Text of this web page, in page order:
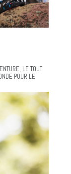
LE TOUT
POUR LE